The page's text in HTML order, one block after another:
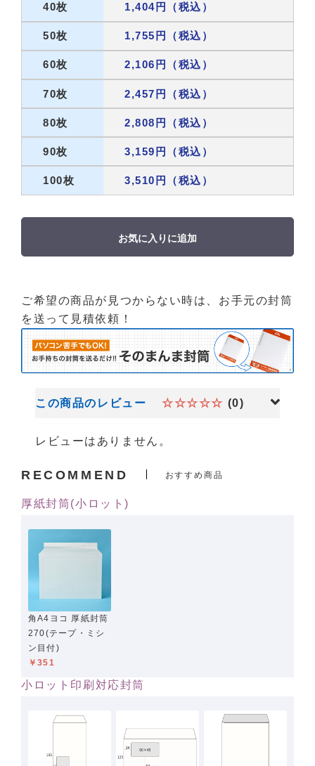
40枚 1,404円（税込）
50枚 1,755円（税込）
60枚 2,106円（税込）
70枚 2,457円（税込）
80枚 2,808円（税込）
90枚 3,159円（税込）
100枚 3,510円（税込）
お気に入りに追加
ご希望の商品が見つからない時は、お手元の封筒
を送って見積依頼！
この商品のレビュー ☆☆☆☆☆ (0)
レビューはありません。
RECOMMEND おすすめ商品
厚紙封筒(小ロット)
角A4ヨコ 厚紙封筒
270(テープ・ミシ
ン目付)
￥351
小ロット印刷対応封筒